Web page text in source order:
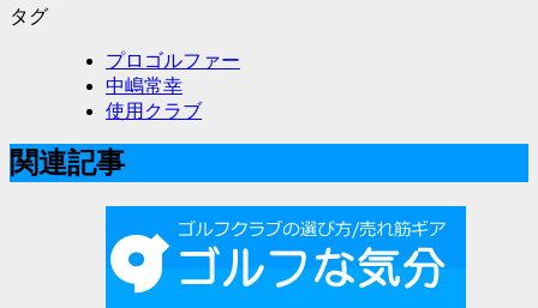
タグ
プロゴルファー
中嶋常幸
使用クラブ
関連記事